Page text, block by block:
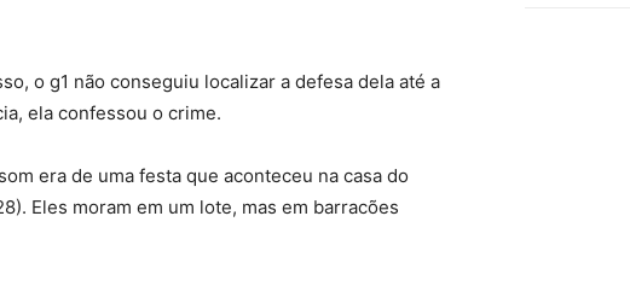
o g1 não conseguiu localizar a defesa dela até a
ela confessou o crime.
era de uma festa que aconteceu na casa do
Eles moram em um lote, mas em barracões